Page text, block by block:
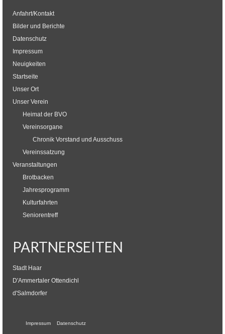
Anfahrt/Kontakt
Bilder und Berichte
Datenschutz
Impressum
Neuigkeiten
Startseite
Unser Ort
Unser Verein
Heimat der BVO
Vereinsorgane
Chronik Vorstand und Ausschuss
Vereinssatzung
Veranstaltungen
Brotbacken
Jahresprogramm
Kulturfahrten
Seniorentreff
PARTNERSEITEN
Stadt Haar
D'Ammertaler Ottendichl
d'Salmdorfer
Impressum Datenschutz